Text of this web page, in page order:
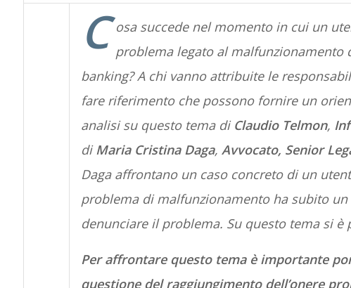
C osa succede nel momento in cui un
problema legato al
banking? A chi vanno attribuite le
fare riferimento che possono fornire un
analisi su questo tema di Claudio Telmon,
diMaria Cristina Daga, Avvocato, Senior
Daga affrontano un caso concreto di un
problema di malfunzionamento ha subito
denunciare il problema. Su questo tema si
Per affrontare questo tema è importante
questione del raggiungimento dell’onere